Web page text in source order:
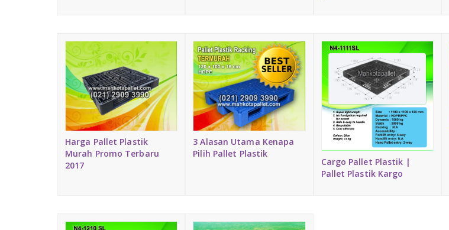
Harga Pallet Plastik
Murah Promo Terbaru
2017
3 Alasan Utama Kenapa
Pilih Pallet Plastik
Cargo Pallet Plastik |
Pallet Plastik Kargo